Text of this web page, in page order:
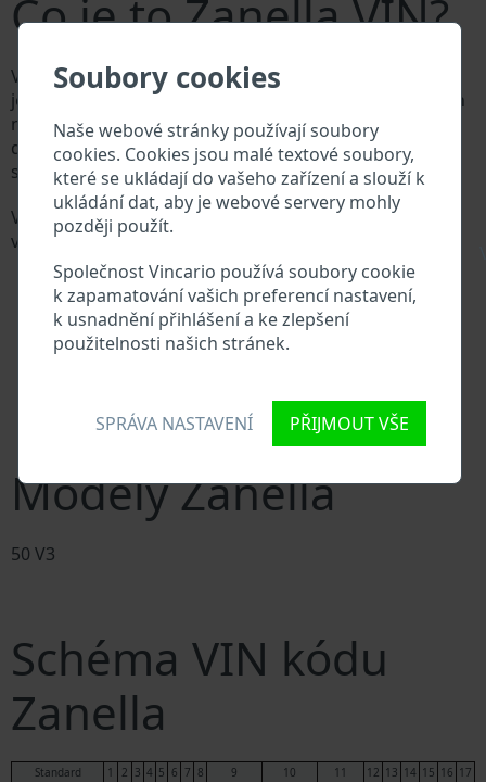
Soubory cookies
Naše webové stránky používají soubory
cookies. Cookies jsou malé textové soubory,
které se ukládají do vašeho zařízení a slouží k
ukládání dat, aby je webové servery mohly
později použít.
Společnost Vincario používá soubory cookie
k zapamatování vašich preferencí nastavení,
k usnadnění přihlášení a ke zlepšení
použitelnosti našich stránek.
SPRÁVA NASTAVENÍ PŘIJMOUT VŠE
Co je to Zanella VIN?
Výrobce vozů Zanella přiděluje každému vozidlu
jedinečné identifikační číslo zvané Vehicle Identification
number (VIN). VIN se skládá ze znaků a čísel o celkové
délce 17 znaků, do kterých ze zakódovaná základní
specifikaci vozidla.
Všechny databáze v automobilovém průmyslu
vyhledávají prostřednictvím VIN:
Databáze výrobce Zanella
Databáze dovozců/vývozců Zanella
Databáze prodejců Zanella
Dodavatelé náhradních dílů a autoservisy Zanella
Národní registr vozidel
Databáze pojišťoven
Databáze soukromých společností
Modely Zanella
50 V3
Schéma VIN kódu
Zanella
Standard 1 2 3 4 5 6 7 8 9 10 11 12 13 14 15 16 17